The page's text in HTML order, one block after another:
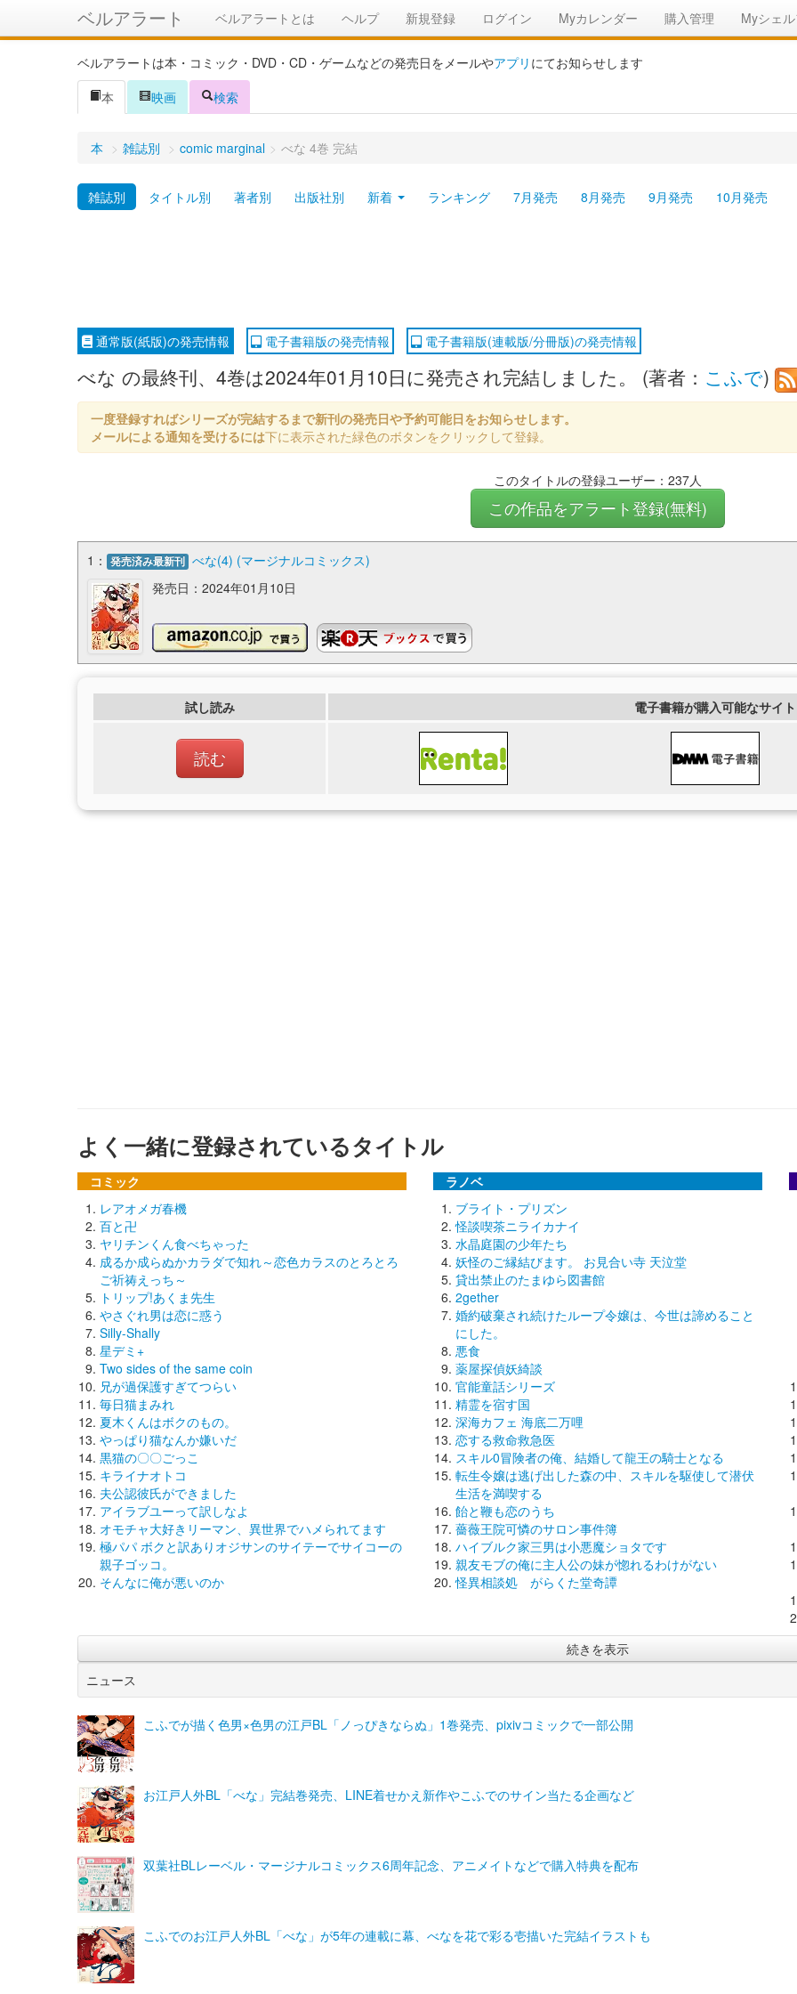
ベルアラート ベルアラートとは ヘルプ 新規登録 ログイン Myカレンダー 購入管理 Myシェ
ベルアラートは本・コミック・DVD・CD・ゲームなどの発売日をメールやアプリ にてお知らせします
本
映画 検索
本 > 雑誌別 > comic marginal > べな 4巻 完結
雑誌別 タイトル別 著者別 出版社別 新着 ランキング 7月発売 8月発売 9月発売 10月発売
通常版(紙版)の発売情報 電子書籍版の発売情報 電子書籍版(連載版/分冊版)の発売情報
べな の最終刊、4巻は2024年01月10日に発売され完結しました。 (著者： こふで)
一度登録すればシリーズが完結するまで新刊の発売日や予約可能日をお知らせします。
メールによる通知を受けるには下に表示された緑色のボタンをクリックして登録。
このタイトルの登録ユーザー：237人
この作品をアラート登録(無料)
1： 発売済み最新刊 べな(4) (マージナルコミックス)
発売日：2024年01月10日
試し読み 電子書籍が購入可能なサイト
読む
よく一緒に登録されているタイトル
コミック
レアオメガ春機
百と卍
ヤリチンくん食べちゃった
成るか成らぬかカラダで知れ～恋色カラスのとろとろ
ご祈祷えっち～
トリップ!あくま先生
やさぐれ男は恋に惑う
Silly-Shally
星デミ+
Two sides of the same coin
兄が過保護すぎてつらい
毎日猫まみれ
夏木くんはボクのもの。
やっぱり猫なんか嫌いだ
黒猫の〇〇ごっこ
キライナオトコ
夫公認彼氏ができました
アイラブユーって訳しなよ
オモチャ大好きリーマン、異世界でハメられてます
極パパ ボクと訳ありオジサンのサイテーでサイコーの
親子ゴッコ。
そんなに俺が悪いのか
ラノベ
ブライト・プリズン
怪談喫茶ニライカナイ
水晶庭園の少年たち
妖怪のご縁結びます。 お見合い寺 天泣堂
貸出禁止のたまゆら図書館
2gether
婚約破棄され続けたループ令嬢は、今世は諦めること
にした。
悪食
薬屋探偵妖綺談
官能童話シリーズ
精霊を宿す国
深海カフェ 海底二万哩
恋する救命救急医
スキル0冒険者の俺、結婚して龍王の騎士となる
転生令嬢は逃げ出した森の中、スキルを駆使して潜伏
生活を満喫する
飴と鞭も恋のうち
薔薇王院可憐のサロン事件簿
ハイブルク家三男は小悪魔ショタです
親友モブの俺に主人公の妹が惚れるわけがない
怪異相談処 がらくた堂奇譚
続きを表示
ニュース
こふでが描く色男×色男の江戸BL「ノっぴきならぬ」1巻発売、pixivコミックで一部公開
お江戸人外BL「べな」完結巻発売、LINE着せかえ新作やこふでのサイン当たる企画など
双葉社BLレーベル・マージナルコミックス6周年記念、アニメイトなどで購入特典を配布
こふでのお江戸人外BL「べな」が5年の連載に幕、べなを花で彩る壱描いた完結イラストも